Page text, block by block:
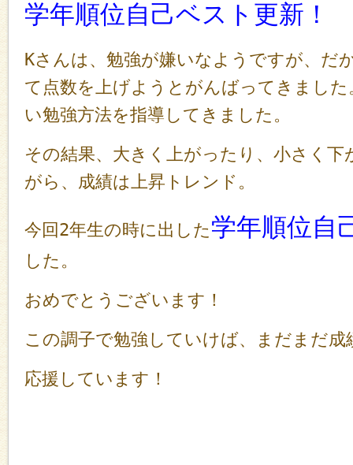
学年順位自己ベスト更新！
Kさんは、勉強が嫌いなようですが、だ
て点数を上げようとがんばってきました
い勉強方法を指導してきました。
その結果、大きく上がったり、小さく
がら、成績は上昇トレンド。
今回2年生の時に出した 学年順位自
した。
おめでとうございます！
この調子で勉強していけば、まだまだ成
応援しています！